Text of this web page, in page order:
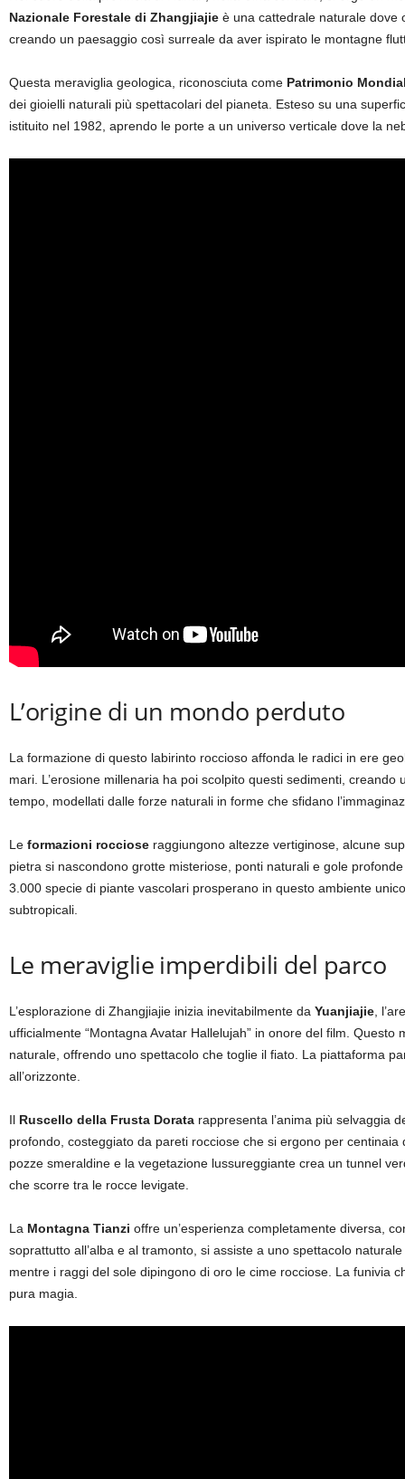
Nazionale Forestale di Zhangjiajie è una cattedrale naturale dove
creando un paesaggio così surreale da aver ispirato le montagne
Questa meraviglia geologica, riconosciuta come Patrimonio
dei gioielli naturali più spettacolari del pianeta. Esteso su una
istituito nel 1982, aprendo le porte a un universo verticale dove la
L’origine di un mondo perduto
La formazione di questo labirinto roccioso affonda le radici in ere
mari. L’erosione millenaria ha poi scolpito questi sedimenti,
tempo, modellati dalle forze naturali in forme che sfidano
Le formazioni rocciose raggiungono altezze vertiginose, alcune
pietra si nascondono grotte misteriose, ponti naturali e gole
3.000 specie di piante vascolari prosperano in questo ambiente
subtropicali.
Le meraviglie imperdibili del parco
L’esplorazione di Zhangjiajie inizia inevitabilmente da Yuanjiajie ,
ufficialmente “Montagna Avatar Hallelujah” in onore del film.
naturale, offrendo uno spettacolo che toglie il fiato. La piattaforma
all’orizzonte.
Il Ruscello della Frusta Dorata rappresenta l’anima più selvaggia
profondo, costeggiato da pareti rocciose che si ergono per
pozze smeraldine e la vegetazione lussureggiante crea un tunnel
che scorre tra le rocce levigate.
La Montagna Tianzi offre un’esperienza completamente diversa,
soprattutto all’alba e al tramonto, si assiste a uno spettacolo
mentre i raggi del sole dipingono di oro le cime rocciose. La funivia
pura magia.